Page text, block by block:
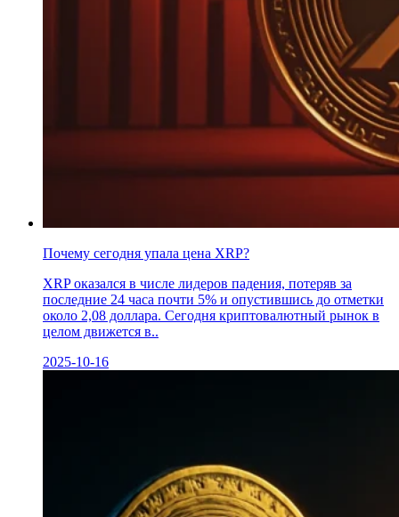
Почему сегодня упала цена XRP?
XRP оказался в числе лидеров падения, потеряв за
последние 24 часа почти 5% и опустившись до отметки
около 2,08 доллара. Сегодня криптовалютный рынок в
целом движется в..
2025-10-16